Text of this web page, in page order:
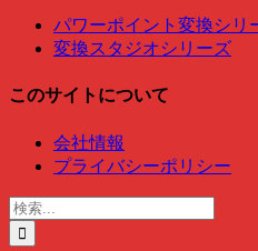
パワーポイント変換シリ
変換スタジオシリーズ
このサイトについて
会社情報
プライバシーポリシー
検
索